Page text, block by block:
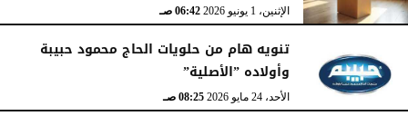
الإثنين، 1 يونيو 2026 06:42 صـ
تنويه هام من حلويات الحاج محمود حبيبة
وأولاده ”الأصلية”
الأحد، 24 مايو 2026 08:25 صـ